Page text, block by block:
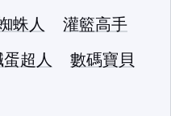
蛛人
灌籃高手
蛋超人
數碼寶貝